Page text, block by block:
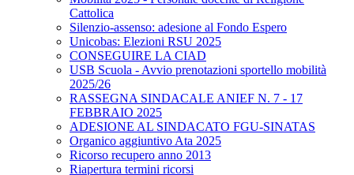
Cattolica
Silenzio-assenso: adesione al Fondo Espero
Unicobas: Elezioni RSU 2025
CONSEGUIRE LA CIAD
USB Scuola - Avvio prenotazioni sportello mobilità
2025/26
RASSEGNA SINDACALE ANIEF N. 7 - 17
FEBBRAIO 2025
ADESIONE AL SINDACATO FGU-SINATAS
Organico aggiuntivo Ata 2025
Ricorso recupero anno 2013
Riapertura termini ricorsi